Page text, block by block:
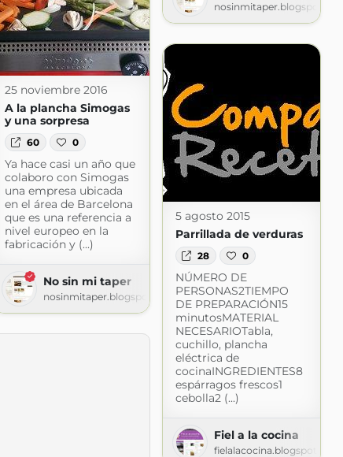
25 noviembre 2016
A la plancha Simogas
y una sorpresa
60 0
Ya hace casi un año que
colaboro con Simogas
una empresa ubicada
en el área de Barcelona
que es una referencia a
nivel europeo en la
fabricación y (...)
No sin mi taper
nosinmitaper.blogspot.com
5 agosto 2015
Parrillada de verduras
28 0
NÚMERO DE
PERSONAS2TIEMPO
DE PREPARACIÓN15
minutosMATERIAL
NECESARIOTabla,
cuchillo, plancha
eléctrica de
cocinaINGREDIENTES8
espárragos frescos1
cebolla2 (...)
Fiel a la cocina
fielalacocina.blogspot.com